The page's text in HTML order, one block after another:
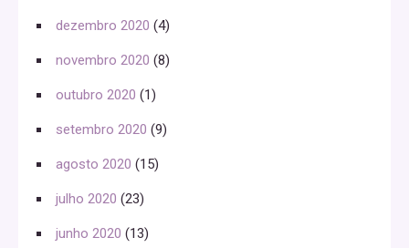
dezembro 2020 (4)
novembro 2020 (8)
outubro 2020 (1)
setembro 2020 (9)
agosto 2020 (15)
julho 2020 (23)
junho 2020 (13)